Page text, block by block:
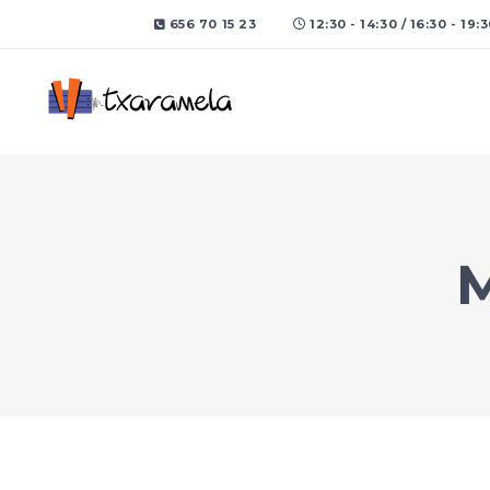
656 70 15 23 12:30 - 14:30 / 16:30 -